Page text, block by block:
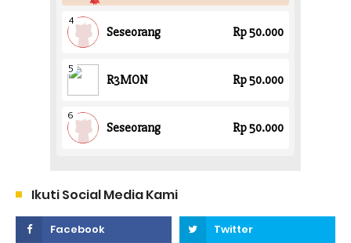
Ikuti Social Media Kami